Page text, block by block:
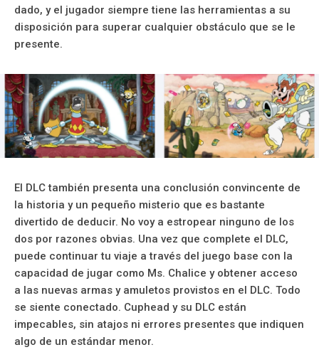
dado, y el jugador siempre tiene las herramientas a su
disposición para superar cualquier obstáculo que se le
presente.
El DLC también presenta una conclusión convincente de
la historia y un pequeño misterio que es bastante
divertido de deducir. No voy a estropear ninguno de los
dos por razones obvias. Una vez que complete el DLC,
puede continuar tu viaje a través del juego base con la
capacidad de jugar como Ms. Chalice y obtener acceso
a las nuevas armas y amuletos provistos en el DLC. Todo
se siente conectado. Cuphead y su DLC están
impecables, sin atajos ni errores presentes que indiquen
algo de un estándar menor.